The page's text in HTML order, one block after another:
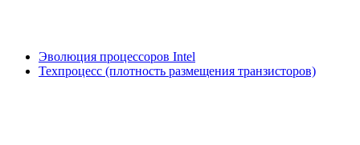
Эволюция процессоров Intel
Техпроцесс (плотность размещения транзисторов)